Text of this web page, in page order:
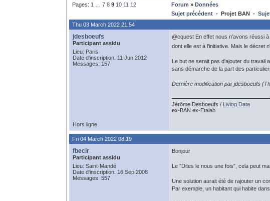
Pages: 1 7 8 9 10 11 12 Forum » Données
Sujet précédent - Projet BAN -
Thu 03 March 2022 21:54
jdesboeufs
Participant assidu
Lieu: Paris
Date d'inscription: 11 Jun 2012
Messages: 157
@cquest En effet nous n'avons réussi
dont elle est à l'initiative. Mais le décret
Le but ne serait pas d'ajouter du travail
sans démarche de la part des
Dernière modification par jdesboeufs
Jérôme Desboeufs / Living Data
ex-BAN ex-Etalab
Hors ligne
Fri 04 March 2022 08:19
fbecir
Participant assidu
Lieu: Saint-Mandé
Date d'inscription: 16 Sep 2008
Messages: 557
Bonjour
Le "Dites le nous une fois", cela peut
Une solution aurait été de rajouter un
Par exemple, un habitant qui habite